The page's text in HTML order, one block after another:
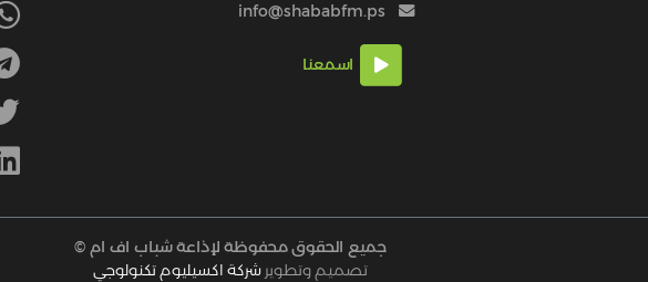
info@shababfm.ps
اسمعنا
جميع الحقوق محفوظة لإذاعة شباب اف ام ©
تصميم وتطوير شركة اكسيليوم تكنولوجي